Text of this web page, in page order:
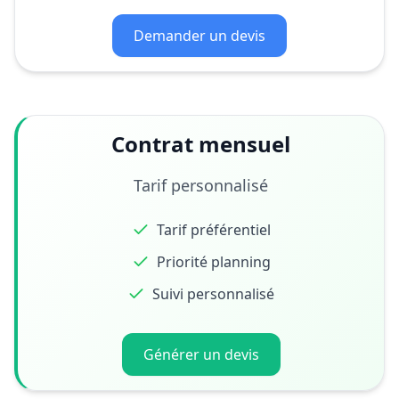
Demander un devis
Contrat mensuel
Tarif personnalisé
Tarif préférentiel
Priorité planning
Suivi personnalisé
Générer un devis